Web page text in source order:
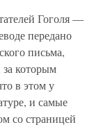
Гоголя —
передано
письма,
за которым
в этом у
и самые
со страницей